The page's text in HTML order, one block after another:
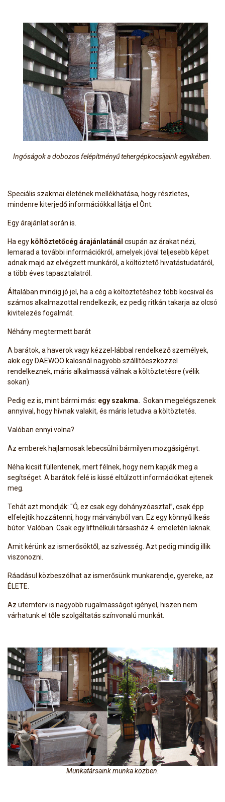
Ingóságok a dobozos felépítményű tehergépkocsijaink egyikében.
Speciális szakmai életének mellékhatása, hogy részletes,
mindenre kiterjedő információkkal látja el Önt.
Egy árajánlat során is.
Ha egy költöztetőcég árajánlatánál csupán az árakat nézi,
lemarad a további információkról, amelyek jóval teljesebb képet
adnak majd az elvégzett munkáról, a költöztető hivatástudatáról,
a több éves tapasztalatról.
Általában mindig jó jel, ha a cég a költöztetéshez több kocsival és
számos alkalmazottal rendelkezik, ez pedig ritkán takarja az olcsó
kivitelezés fogalmát.
Néhány megtermett barát
A barátok, a haverok vagy kézzel-lábbal rendelkező személyek,
akik egy DAEWOO kalosnál nagyobb szállítóeszközzel
rendelkeznek, máris alkalmassá válnak a költöztetésre (vélik
sokan).
Pedig ez is, mint bármi más: egy szakma. Sokan megelégszenek
annyival, hogy hívnak valakit, és máris letudva a költöztetés.
Valóban ennyi volna?
Az emberek hajlamosak lebecsülni bármilyen mozgásigényt.
Néha kicsit füllentenek, mert félnek, hogy nem kapják meg a
segítséget. A barátok felé is kissé eltúlzott információkat ejtenek
meg.
Tehát azt mondják: "Ó, ez csak egy dohányzóasztal”, csak épp
elfelejtik hozzátenni, hogy márványból van. Ez egy könnyű Ikeás
bútor. Valóban. Csak egy liftnélküli társasház 4. emeletén laknak.
Amit kérünk az ismerősöktől, az szívesség. Azt pedig mindig illik
viszonozni.
Ráadásul közbeszólhat az ismerősünk munkarendje, gyereke, az
ÉLETE.
Az ütemterv is nagyobb rugalmasságot igényel, hiszen nem
várhatunk el tőle szolgáltatás színvonalú munkát.
Munkatársaink munka közben.